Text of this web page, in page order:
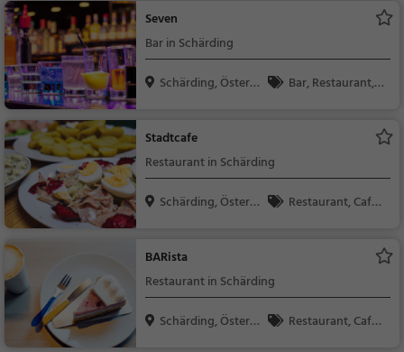
Seven
Bar in Schärding
Schärding, Österre
Bar, Restaurant, C
s / Getränke, Abende
ssen, Mittagessen, Ka
ffee / Kuchen, Frühst
ren
Stadtcafe
Restaurant in Schärding
Schärding, Österre
Restaurant, Café,
bäck / Teigwaren, Ka
ffee / Kuchen, Snacks
BARista
Restaurant in Schärding
Schärding, Österre
Restaurant, Café,